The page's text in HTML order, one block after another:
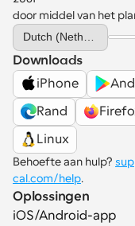
door middel van het
Select Language
Dutch (Netherlands)
Downloads
iPhone
Rand
Linux
Behoefte aan hulp?
cal.com/help.
Oplossingen
iOS/Android-app